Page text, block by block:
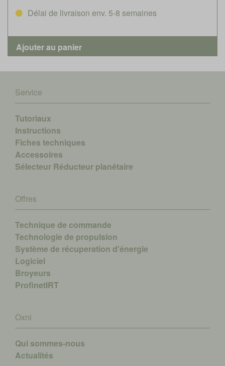
Délai de livraison env. 5-8 semaines
Service
Tutoriaux
Instructions
Fiches techniques
Accessoires
Sélecteur Réducteur planétaire
Offres
Technique de commande
Technologie de propulsion
Système de récuperation d'énergie
Logiciel
Broyeurs
ProfinetIRT
Oxni
Qui sommes-nous
Actualités